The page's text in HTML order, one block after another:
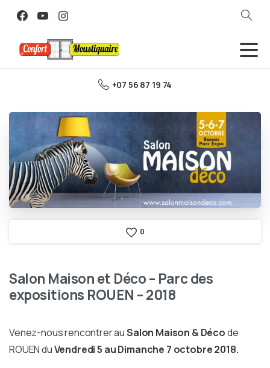
Search
+07 56 87 19 74
0
Salon Maison et Déco – Parc des
expositions ROUEN – 2018
Venez-nous rencontrer auSalon Maison & Décode
ROUEN duVendredi 5 au Dimanche 7 octobre 2018.